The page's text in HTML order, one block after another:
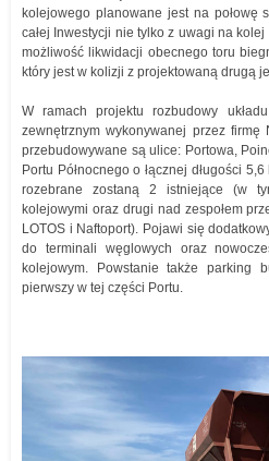
kolejowego planowane jest na
całej Inwestycji nie tylko z uwagi na
możliwość likwidacji obecnego toru
który jest w kolizji z projektowaną drugą
W ramach projektu rozbudowy
zewnętrznym wykonywanej przez
przebudowywane są ulice: Portowa,
Portu Północnego o łącznej długości
rozebrane zostaną 2 istniejące (w
kolejowymi oraz drugi nad zespołem
LOTOS i Naftoport). Pojawi się
do terminali węglowych oraz
kolejowym. Powstanie także parking
pierwszy w tej części Portu.